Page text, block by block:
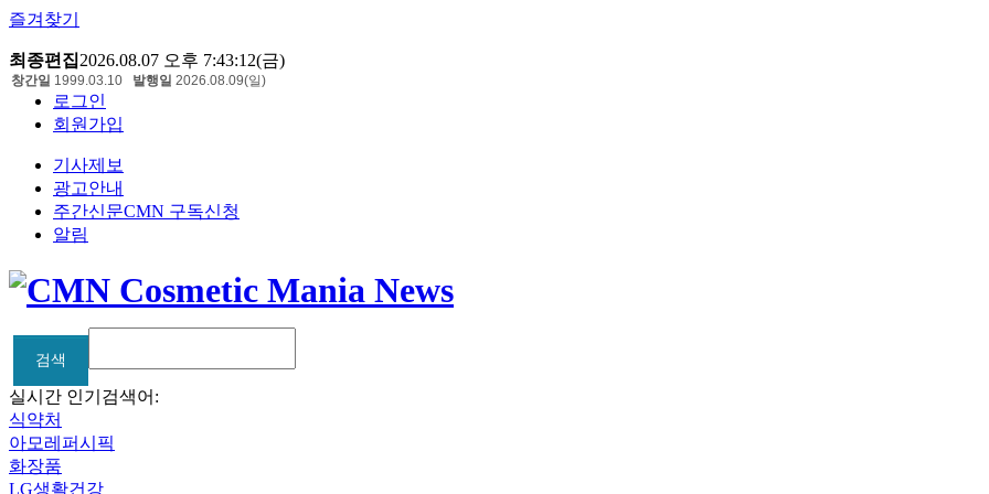
즐겨찾기
최종편집2026.08.07 오후 7:43:12(금)
로그인
회원가입
기사제보
광고안내
주간신문CMN 구독신청
알림
창간일 1999.03.10 발행일 2026.08.09(일)
검색
검색
실시간 인기검색어:
식약처
아모레퍼시픽
화장품
LG생활건강